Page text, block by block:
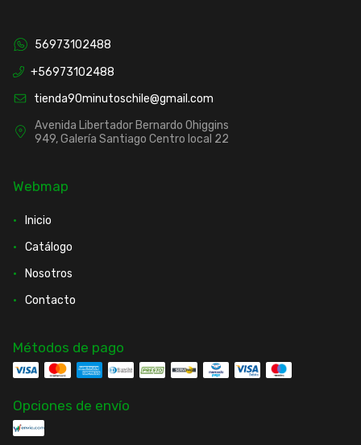
56973102488
+56973102488
tienda90minutoschile@gmail.com
Avenida Libertador Bernardo Ohiggins
949, Galería Santiago Centro local 22
Webmap
Inicio
Catálogo
Nosotros
Contacto
Métodos de pago
Opciones de envío